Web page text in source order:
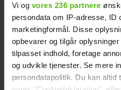
Vi og vores 236 partnere
persondata om IP-adresse,
marketingformål. Disse
opbevarer og tilgår
tilpasset indhold, foretage
og udvikle tjenester. Se mere
persondatapolitik. Du kan